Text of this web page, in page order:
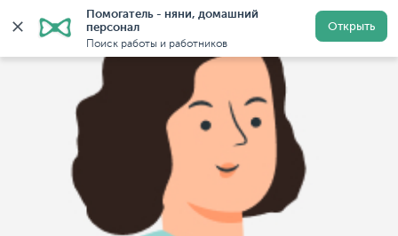
Помогатель - няни, домашний
персонал
Поиск работы и работников
Открыть
Главная Няни Няни в Москве Няни у метро